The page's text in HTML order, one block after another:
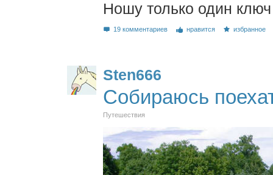
Ношу только один ключ
19 комментариев нравится избранное
Sten666
Собираюсь
Путешествия